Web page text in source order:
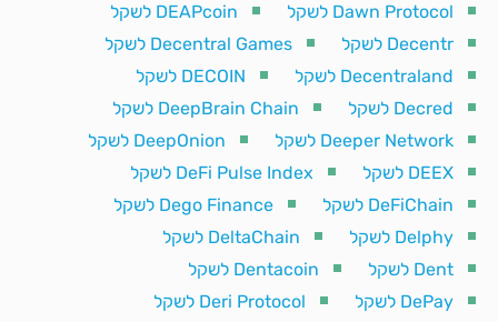
Dawn Protocol לשקל
DEAPcoin לשקל
Decentr לשקל
Decentral Games לשקל
Decentraland לשקל
DECOIN לשקל
Decred לשקל
DeepBrain Chain לשקל
Deeper Network לשקל
DeepOnion לשקל
DEEX לשקל
DeFi Pulse Index לשקל
DeFiChain לשקל
Dego Finance לשקל
Delphy לשקל
DeltaChain לשקל
Dent לשקל
Dentacoin לשקל
DePay לשקל
Deri Protocol לשקל